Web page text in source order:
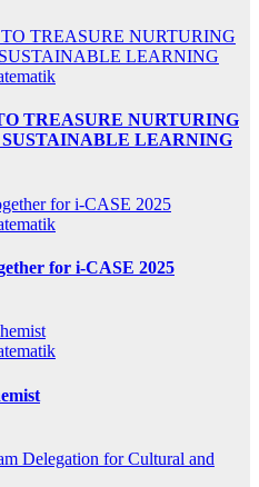
TREASURE NURTURING
LEARNING
for i-CASE 2025